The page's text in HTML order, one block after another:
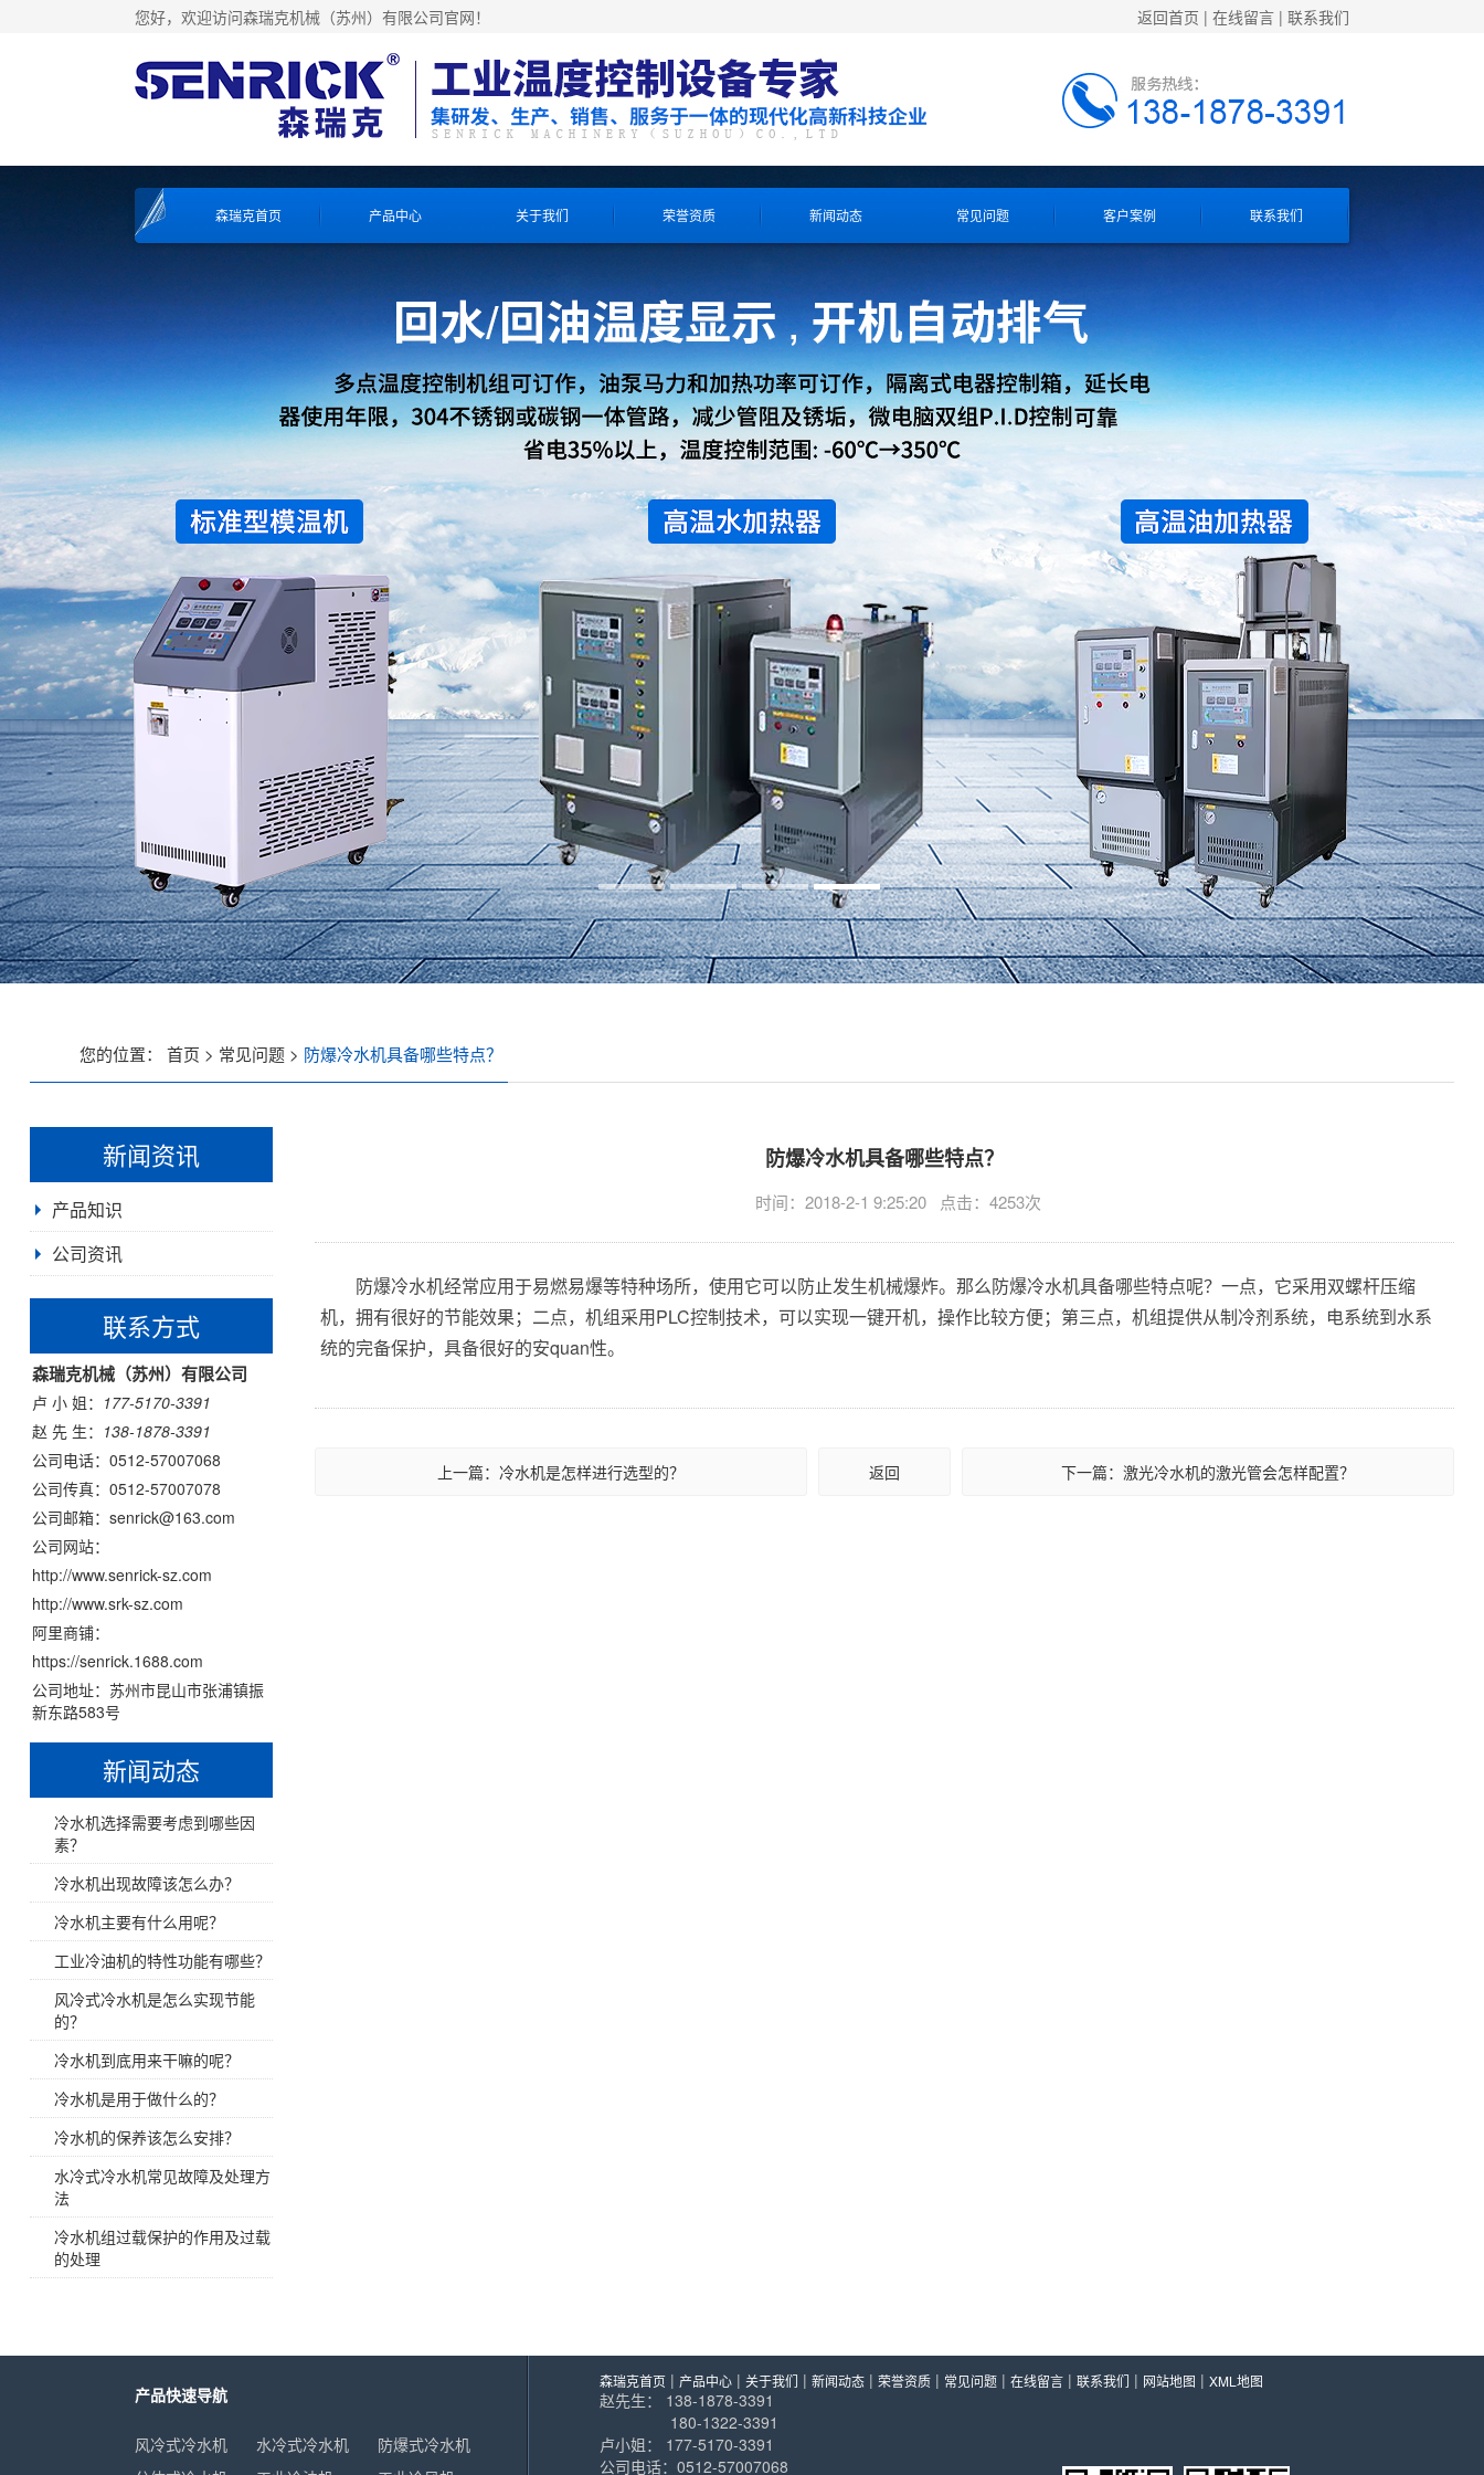
您好，欢迎访问森瑞克机械（苏州）有限公司官网！ 返回首页 | 在线留言 | 联系我们
森瑞克首页 产品中心
工业冷水机系列
工业冷水机系列
工业冷水机系列
风冷式冷水机
水冷式冷水机
低温式水冷机
冷热一体恒温机
行业专用制冷设备
螺杆式冷水机系列
螺杆式冷水机系列
螺杆式冷水机系列
螺杆式冷水机系列
螺杆式冷水机系列
低温螺杆式冷水机
水冷式冷油机
关于我们 荣誉资质 新闻动态
公司资讯
常见问题 客户案例 联系我们
您的位置： 首页 > 常见问题> 防爆冷水机具备哪些特点？
新闻资讯
产品知识
公司资讯
联系方式
森瑞克机械（苏州）有限公司
卢 小 姐： 177-5170-3391
赵 先 生： 138-1878-3391
公司电话： 0512-57007068
公司传真： 0512-57007078
公司邮箱： senrick@163.com
公司网站：
http://www.senrick-sz.com
http://www.srk-sz.com
阿里商铺：
https://senrick.1688.com
公司地址： 苏州市昆山市张浦镇振
新东路583号
新闻动态
冷水机选择需要考虑到哪些因
素？
冷水机出现故障该怎么办？
冷水机主要有什么用呢？
工业冷油机的特性功能有哪些？
风冷式冷水机是怎么实现节能
的？
冷水机到底用来干嘛的呢？
冷水机是用于做什么的？
冷水机的保养该怎么安排？
水冷式冷水机常见故障及处理方
法
冷水机组过载保护的作用及过载
的处理
防爆冷水机具备哪些特点？
时间：2018-2-1 9:25:20 点击：4253次
防爆冷水机经常应用于易燃易爆等特种场所，使用它可以防止发生机械爆炸。那么防爆冷水机具备哪些特点呢？一点，它采用双螺杆压缩
机，拥有很好的节能效果；二点，机组采用PLC控制技术，可以实现一键开机，操作比较方便；第三点，机组提供从制冷剂系统，电系统到水系
统的完备保护，具备很好的安quan性。
返回
上一篇：冷水机是怎样进行选型的？ 下一篇：激光冷水机的激光管会怎样配置？
产品快速导航
风冷式冷水机 水冷式冷水机
防爆式冷水机
森瑞克首页 | 产品中心 | 关于我们 | 新闻动态 | 荣誉资质 | 常见问题 | 在线留言 | 联系我们 | 网站地图 | XML地图
赵先生： 138-1878-3391
180-1322-3391
卢小姐： 177-5170-3391
公司电话：0512-57007068